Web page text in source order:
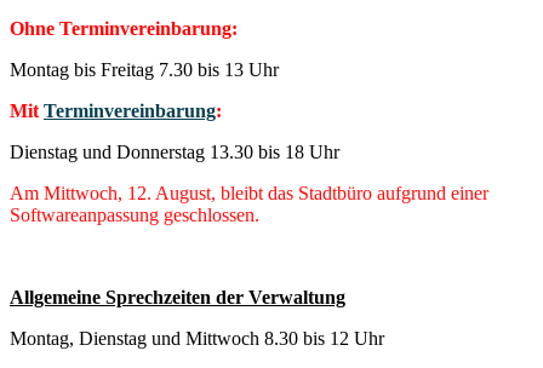
Ohne Terminvereinbarung:
Montag bis Freitag 7.30 bis 13 Uhr
Mit Terminvereinbarung:
Dienstag und Donnerstag 13.30 bis 18 Uhr
Am Mittwoch, 12. August, bleibt das Stadtbüro aufgrund einer
Softwareanpassung geschlossen.
Allgemeine Sprechzeiten der Verwaltung
Montag, Dienstag und Mittwoch 8.30 bis 12 Uhr